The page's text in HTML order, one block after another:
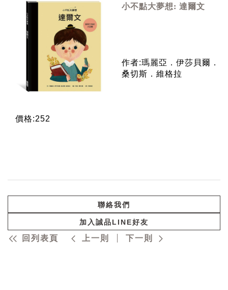
小不點大夢想: 達爾文
作者:瑪麗亞．伊莎貝爾．
桑切斯．維格拉
價格:252
聯絡我們
加入誠品LINE好友
回列表頁 上一則 下一則